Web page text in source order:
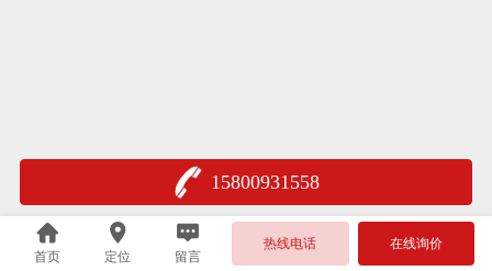
15800931558
首页 定位 留言
热线电话 在线询价